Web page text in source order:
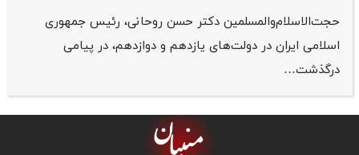
حجت‌الاسلام‌والمسلمین دکتر حسن روحانی، رئیس جمهوری
اسلامی ایران در دولت‌های یازدهم و دوازدهم، در پیامی
درگذشت…